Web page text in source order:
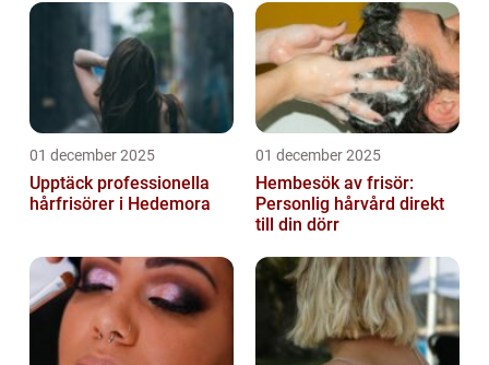
01 december 2025
Upptäck professionella
hårfrisörer i Hedemora
01 december 2025
Hembesök av frisör:
Personlig hårvård direkt
till din dörr